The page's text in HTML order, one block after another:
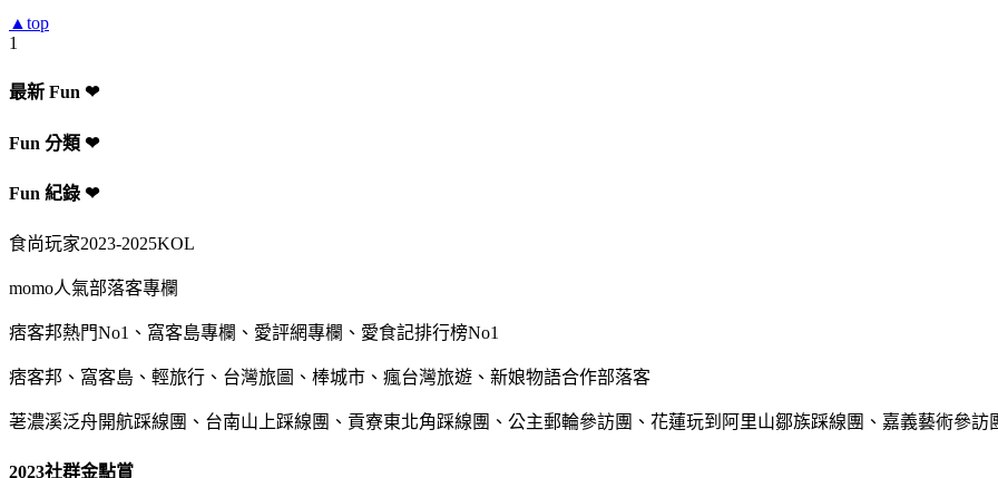
▲top
1
最新 Fun ❤
Fun 分類 ❤
Fun 紀錄 ❤
食尚玩家2023-2025KOL
momo人氣部落客專欄
痞客邦熱門No1、窩客島專欄、愛評網專欄、愛食記排行榜No1
痞客邦、窩客島、輕旅行、台灣旅圖、棒城市、瘋台灣旅遊、新娘物語合作部落客
荖濃溪泛舟開航踩線團、台南山上踩線團、貢寮東北角踩線團、公主郵輪參訪團、花蓮玩到阿里山鄒族踩線團、嘉義藝術參訪
2023社群金點賞